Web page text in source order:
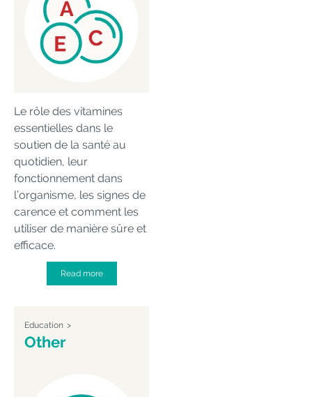
Le rôle des vitamines
essentielles dans le
soutien de la santé au
quotidien, leur
fonctionnement dans
l’organisme, les signes de
carence et comment les
utiliser de manière sûre et
efficace.
Read more
Education
Other